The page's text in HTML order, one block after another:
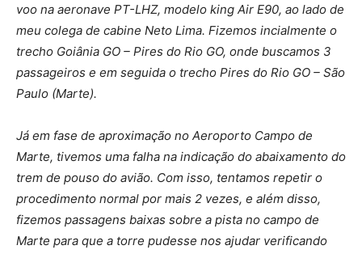
voo na aeronave PT-LHZ, modelo king Air E90, ao lado de
meu colega de cabine Neto Lima. Fizemos incialmente o
trecho Goiânia GO – Pires do Rio GO, onde buscamos 3
passageiros e em seguida o trecho Pires do Rio GO – São
Paulo (Marte).
Já em fase de aproximação no Aeroporto Campo de
Marte, tivemos uma falha na indicação do abaixamento do
trem de pouso do avião. Com isso, tentamos repetir o
procedimento normal por mais 2 vezes, e além disso,
fizemos passagens baixas sobre a pista no campo de
Marte para que a torre pudesse nos ajudar verificando